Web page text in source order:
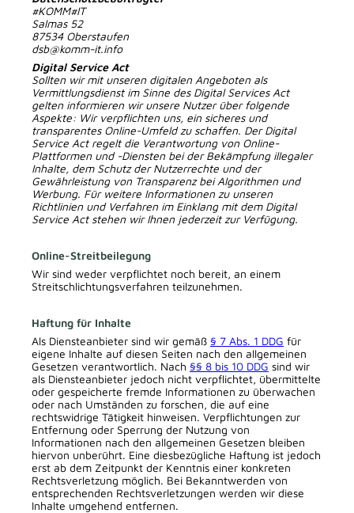
#KOMM#IT
Salmas 52
87534 Oberstaufen
dsb@komm-it.info
Digital Service Act
Sollten wir mit unseren digitalen Angeboten als
Vermittlungsdienst im Sinne des Digital Services Act
gelten informieren wir unsere Nutzer über folgende
Aspekte: Wir verpflichten uns, ein sicheres und
transparentes Online-Umfeld zu schaffen. Der Digital
Service Act regelt die Verantwortung von Online-
Plattformen und -Diensten bei der Bekämpfung illegaler
Inhalte, dem Schutz der Nutzerrechte und der
Gewährleistung von Transparenz bei Algorithmen und
Werbung. Für weitere Informationen zu unseren
Richtlinien und Verfahren im Einklang mit dem Digital
Service Act stehen wir Ihnen jederzeit zur Verfügung.
Online-Streitbeilegung
Wir sind weder verpflichtet noch bereit, an einem
Streitschlichtungsverfahren teilzunehmen.
Haftung für Inhalte
Als Diensteanbieter sind wir gemäß § 7 Abs. 1 DDG für
eigene Inhalte auf diesen Seiten nach den allgemeinen
Gesetzen verantwortlich. Nach §§ 8 bis 10 DDG sind wir
als Diensteanbieter jedoch nicht verpflichtet, übermittelte
oder gespeicherte fremde Informationen zu überwachen
oder nach Umständen zu forschen, die auf eine
rechtswidrige Tätigkeit hinweisen. Verpflichtungen zur
Entfernung oder Sperrung der Nutzung von
Informationen nach den allgemeinen Gesetzen bleiben
hiervon unberührt. Eine diesbezügliche Haftung ist jedoch
erst ab dem Zeitpunkt der Kenntnis einer konkreten
Rechtsverletzung möglich. Bei Bekanntwerden von
entsprechenden Rechtsverletzungen werden wir diese
Inhalte umgehend entfernen.